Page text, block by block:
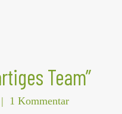
Team”
| 1 Kommentar